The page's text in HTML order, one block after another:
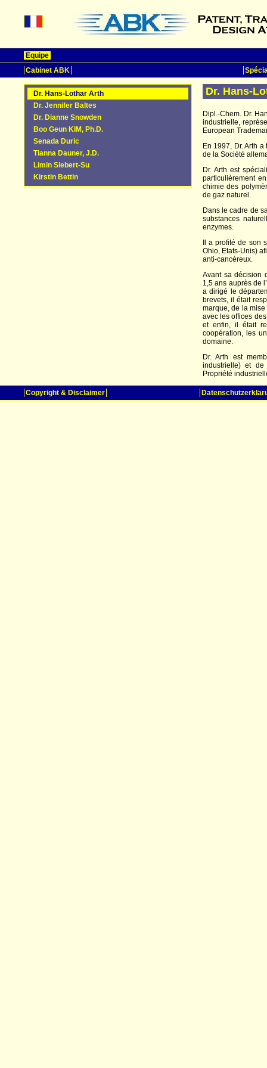
Equipe
Cabinet ABK
Dr. Hans-Lothar Arth
Dr. Jennifer Baltes
Dr. Dianne Snowden
Boo Geun KIM, Ph.D.
Senada Duric
Tianna Dauner, J.D.
Limin Siebert-Su
Kirstin Bettin
Dr. Hans-
Dipl.-Chem. Dr.
industrielle,
European
En 1997, Dr. Arth
de la Société
Dr. Arth est
particulièrement
chimie des
de gaz naturel.
Dans le cadre de
substances
enzymes.
Il a profité de son
Ohio, Etats-Unis)
anti-cancéreux.
Avant sa décision
1,5 ans auprès de
a dirigé le
brevets, il était
marque, de la
avec les offices
et enfin, il était
coopération, les
domaine.
Dr. Arth est
industrielle) et de
Propriété
Copyright & Disclaimer